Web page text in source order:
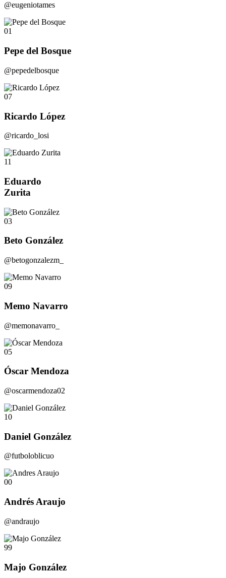
@eugeniotames
01
Pepe del Bosque
@pepedelbosque
07
Ricardo López
@ricardo_losi
11
Eduardo
Zurita
03
Beto González
@betogonzalezm_
09
Memo Navarro
@memonavarro_
05
Óscar Mendoza
@oscarmendoza02
10
Daniel González
@futboloblicuo
00
Andrés Araujo
@andraujo
99
Majo González